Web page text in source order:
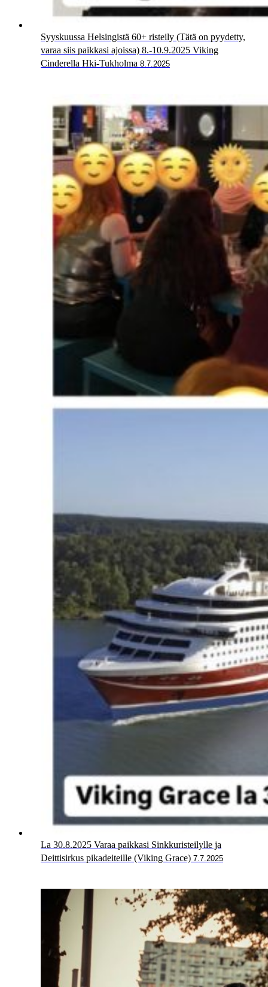
Syyskuussa Helsingistä 60+ risteily (Tätä on pyydetty,
varaa siis paikkasi ajoissa) 8.-10.9.2025 Viking
Cinderella Hki-Tukholma 8.7.2025
La 30.8.2025 Varaa paikkasi Sinkkuristeilylle ja
Deittisirkus pikadeiteille (Viking Grace) 7.7.2025